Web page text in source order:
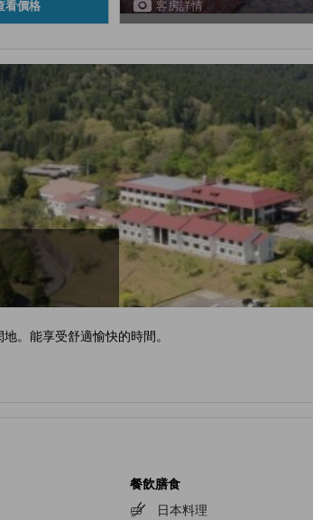
看價格 客房詳情
。能享受舒適愉快的時間。
餐飲膳食
日本料理